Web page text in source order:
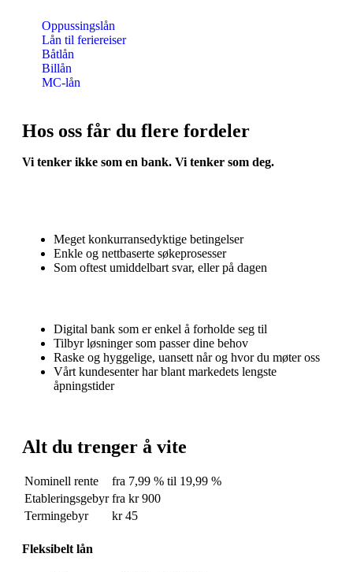
Oppussingslån
Lån til feriereiser
Båtlån
Billån
MC-lån
Hos oss får du flere fordeler
Vi tenker ikke som en bank. Vi tenker som deg.
Meget konkurransedyktige betingelser
Enkle og nettbaserte søkeprosesser
Som oftest umiddelbart svar, eller på dagen
Digital bank som er enkel å forholde seg til
Tilbyr løsninger som passer dine behov
Raske og hyggelige, uansett når og hvor du møter oss
Vårt kundesenter har blant markedets lengste
åpningstider
Alt du trenger å vite
Nominell rente
fra 7,99 % til 19,99 %
Etableringsgebyr fra kr 900
Termingebyr
kr 45
Fleksibelt lån